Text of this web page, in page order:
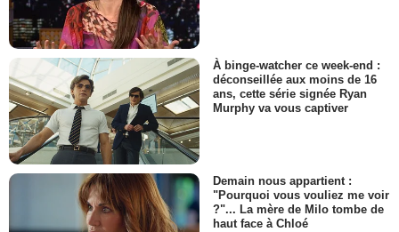
À binge-watcher ce week-end :
déconseillée aux moins de 16
ans, cette série signée Ryan
Murphy va vous captiver
Demain nous appartient :
"Pourquoi vous vouliez me voir
?"... La mère de Milo tombe de
haut face à Chloé